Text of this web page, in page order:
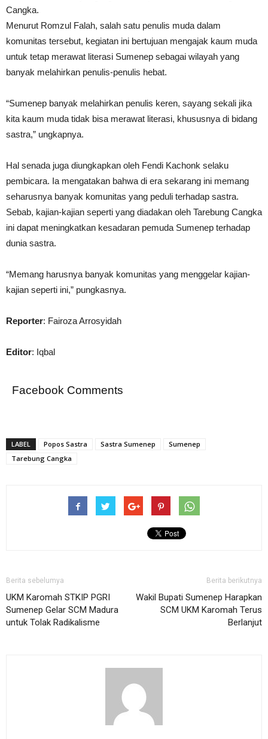
Cangka.
Menurut Romzul Falah, salah satu penulis muda dalam
komunitas tersebut, kegiatan ini bertujuan mengajak kaum muda
untuk tetap merawat literasi Sumenep sebagai wilayah yang
banyak melahirkan penulis-penulis hebat.
“Sumenep banyak melahirkan penulis keren, sayang sekali jika
kita kaum muda tidak bisa merawat literasi, khususnya di bidang
sastra,” ungkapnya.
Hal senada juga diungkapkan oleh Fendi Kachonk selaku
pembicara. Ia mengatakan bahwa di era sekarang ini memang
seharusnya banyak komunitas yang peduli terhadap sastra.
Sebab, kajian-kajian seperti yang diadakan oleh Tarebung Cangka
ini dapat meningkatkan kesadaran pemuda Sumenep terhadap
dunia sastra.
“Memang harusnya banyak komunitas yang menggelar kajian-
kajian seperti ini,” pungkasnya.
Reporter: Fairoza Arrosyidah
Editor: Iqbal
Facebook Comments
LABEL Popos Sastra Sastra Sumenep
Sumenep
Tarebung Cangka
Berita sebelumya
UKM Karomah STKIP PGRI
Sumenep Gelar SCM Madura
untuk Tolak Radikalisme
Berita berikutnya
Wakil Bupati Sumenep Harapkan
SCM UKM Karomah Terus
Berlanjut